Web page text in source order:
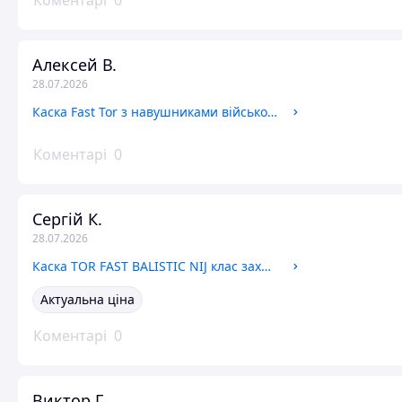
Алексей В.
28.07.2026
Каска Fast Tor з навушниками військова каска для ЗСУ Бронешлем з навушниками Балістичний шолом тактичний
Коментарі 0
Сергій К.
28.07.2026
Каска TOR FAST BALISTIC NIJ клас захисту 3 А Броньолом Пуленепробивний шолом військовий Ліхтарик на каску
Актуальна ціна
Коментарі 0